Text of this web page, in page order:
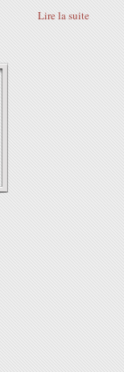
Lire la suite